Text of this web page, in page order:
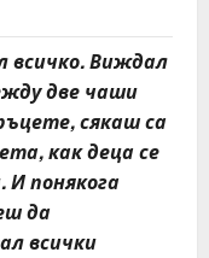
всичко. Виждал
две чаши
сякаш са
как деца се
И понякога
да
всички